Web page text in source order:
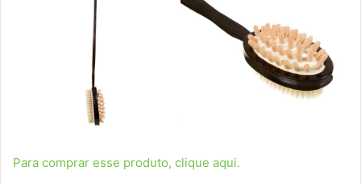
Para comprar esse produto, clique aqui.